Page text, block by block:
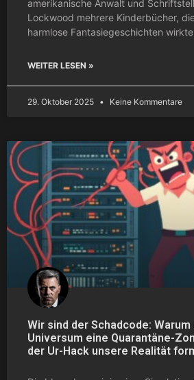
amerikanische Anwalt und
Lockwood mehrere Kinderbücher,
harmlose Fantasiegeschichten
WEITER LESEN »
29. Oktober 2025 Keine Kommentare
Wir sind der Schadcode: Warum
Universum eine Quarantäne-
der Ur-Hack unsere Realität